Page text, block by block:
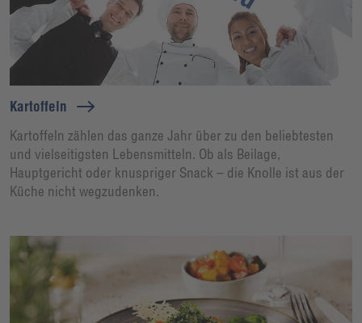
Kartoffeln
Kartoffeln zählen das ganze Jahr über zu den beliebtesten
und vielseitigsten Lebensmitteln. Ob als Beilage,
Hauptgericht oder knuspriger Snack – die Knolle ist aus der
Küche nicht wegzudenken.